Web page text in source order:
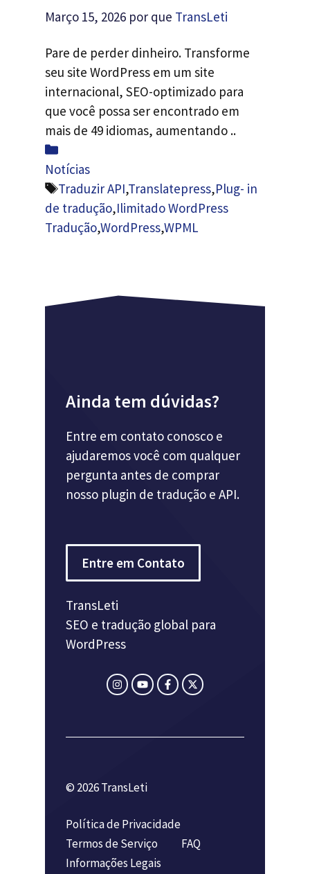
Março 15, 2026 por que TransLeti
Pare de perder dinheiro. Transforme
seu site WordPress em um site
internacional, SEO-optimizado para
que você possa ser encontrado em
mais de 49 idiomas, aumentando ..
Categorias
Notícias
Etiquetas
Traduzir API,Translatepress,Plug- in
de tradução,Ilimitado WordPress
Tradução,WordPress,WPML
Ainda tem dúvidas?
Entre em contato conosco e
ajudaremos você com qualquer
pergunta antes de comprar
nosso plugin de tradução e API.
Entre em Contato
TransLeti
SEO e tradução global para
WordPress
© 2026 TransLeti
Política de Privacidade
Termos de Serviço
FAQ
Informações Legais